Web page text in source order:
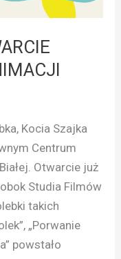
Kocia Szajka
Centrum
Otwarcie już
Studia Filmów
takich
„Porwanie
powstało